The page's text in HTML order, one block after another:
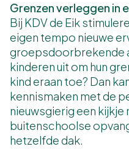
Grenzen verleggen in
Bij KDV de Eik
eigen tempo nieuwe
groepsdoorbrekende
kinderen uit om hun
kind eraan toe? Dan
kennismaken met de
nieuwsgierig een kijkje
buitenschoolse
hetzelfde dak.